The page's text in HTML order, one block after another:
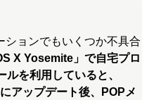
ションでもいくつか不具合
X Yosemite」で自宅プロ
を利用していると、
アップデート後、POPメ